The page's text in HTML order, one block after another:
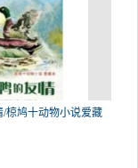
/椋鸠十动物小说爱藏